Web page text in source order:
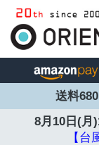
送料
8月10日(月
【台